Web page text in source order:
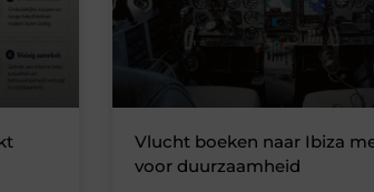
Vlucht boeken naar Ibiza
voor duurzaamheid